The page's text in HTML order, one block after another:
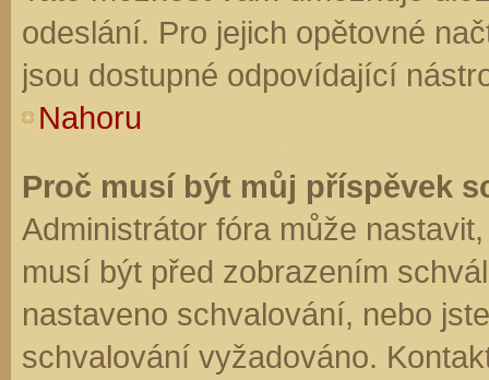
odeslání. Pro jejich opětovné
jsou dostupné odpovídající
Nahoru
Proč musí být můj příspěvek
Administrátor fóra může
musí být před zobrazením
nastaveno schvalování, nebo
schvalování vyžadováno.